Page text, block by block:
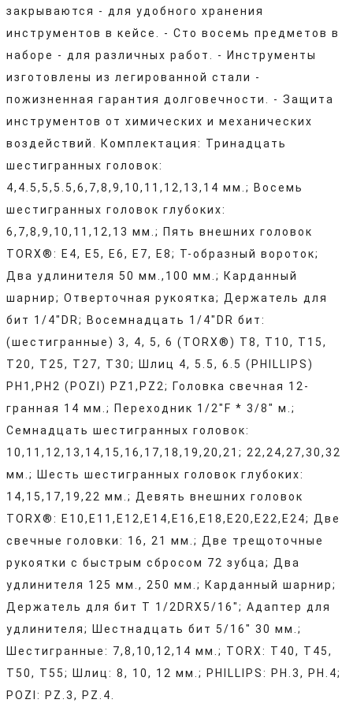
закрываются - для удобного хранения
инструментов в кейсе. - Сто восемь предметов в
наборе - для различных работ. - Инструменты
изготовлены из легированной стали -
пожизненная гарантия долговечности. - Защита
инструментов от химических и механических
воздействий. Комплектация: Тринадцать
шестигранных головок:
4,4.5,5,5.5,6,7,8,9,10,11,12,13,14 мм.; Восемь
шестигранных головок глубоких:
6,7,8,9,10,11,12,13 мм.; Пять внешних головок
TORX®: Е4, Е5, Е6, Е7, Е8; Т-образный вороток;
Два удлинителя 50 мм.,100 мм.; Карданный
шарнир; Отверточная рукоятка; Держатель для
бит 1/4"DR; Восемнадцать 1/4"DR бит:
(шестигранные) 3, 4, 5, 6 (TORX®) T8, T10, T15,
T20, T25, T27, T30; Шлиц 4, 5.5, 6.5 (PHILLIPS)
PH1,PH2 (POZI) PZ1,PZ2; Головка свечная 12-
гранная 14 мм.; Переходник 1/2"F * 3/8" м.;
Семнадцать шестигранных головок:
10,11,12,13,14,15,16,17,18,19,20,21; 22,24,27,30,32
мм.; Шесть шестигранных головок глубоких:
14,15,17,19,22 мм.; Девять внешних головок
TORX®: Е10,Е11,Е12,Е14,Е16,Е18,Е20,Е22,Е24; Две
свечные головки: 16, 21 мм.; Две трещоточные
рукоятки с быстрым сбросом 72 зубца; Два
удлинителя 125 мм., 250 мм.; Карданный шарнир;
Держатель для бит Т 1/2DRX5/16"; Адаптер для
удлинителя; Шестнадцать бит 5/16" 30 мм.;
Шестигранные: 7,8,10,12,14 мм.; TORX: T40, T45,
T50, T55; Шлиц: 8, 10, 12 мм.; PHILLIPS: PH.3, PH.4;
POZI: PZ.3, PZ.4.